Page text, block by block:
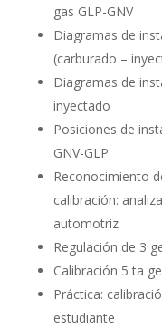
gas GLP-GNV
Diagramas de
(carburado –
Diagramas de
inyectado
Posiciones de
GNV-GLP
Reconocimiento
calibración:
automotriz
Regulación de 3
Calibración 5 ta
Práctica:
estudiante